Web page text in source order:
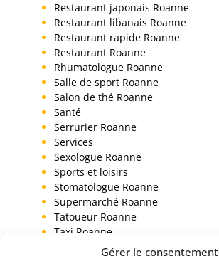
Gérer le consentement
Restaurant japonais Roanne
Restaurant libanais Roanne
Restaurant rapide Roanne
Restaurant Roanne
Rhumatologue Roanne
Salle de sport Roanne
Salon de thé Roanne
Santé
Serrurier Roanne
Services
Sexologue Roanne
Sports et loisirs
Stomatologue Roanne
Supermarché Roanne
Tatoueur Roanne
Taxi Roanne
Toiletteur chien Roanne